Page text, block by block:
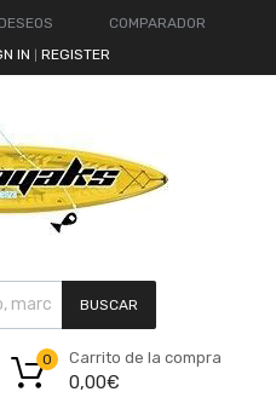
COMPARADOR
IN REGISTER
BUSCAR
Carrito de la compra
0,00€
0